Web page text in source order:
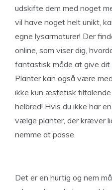
udskifte dem med noget
vil have noget helt unikt,
egne lysarmaturer! Der
online, som viser dig,
fantastisk måde at give dit
Planter kan også være
ikke kun æstetisk
helbred! Hvis du ikke har
vælge planter, der kræver
nemme at passe.
Det er en hurtig og nem